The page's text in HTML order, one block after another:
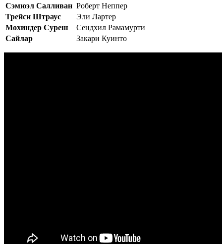
Сэмюэл Салливан Роберт Неппер
Трейси Штраус
Эли Лартер
Мохиндер Суреш
Сендхил Рамамурти
Сайлар
Закари Куинто